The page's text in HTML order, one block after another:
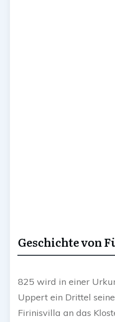
Geschichte von
825 wird in einer
Uppert ein Drittel
Firinisvilla an das